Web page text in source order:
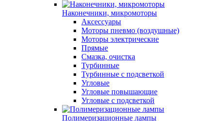
Наконечники, микромоторы
Аксессуары
Моторы пневмо (воздушные)
Моторы электрические
Прямые
Смазка, очистка
Турбинные
Турбинные с подсветкой
Угловые
Угловые повышающие
Угловые с подсветкой
Полимеризационные лампы